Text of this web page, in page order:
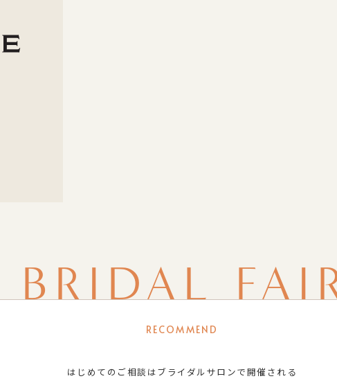
BRIDAL
RECOMMEND
はじめてのご相談はブライダルサロンで開催される